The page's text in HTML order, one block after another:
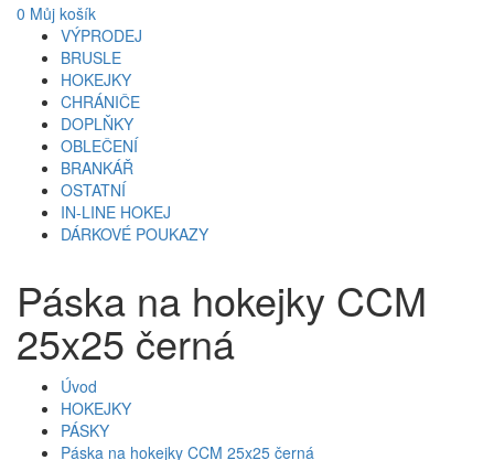
0 Můj košík
VÝPRODEJ
BRUSLE
HOKEJKY
CHRÁNIČE
DOPLŇKY
OBLEČENÍ
BRANKÁŘ
OSTATNÍ
IN-LINE HOKEJ
DÁRKOVÉ POUKAZY
Páska na hokejky CCM
25x25 černá
Úvod
HOKEJKY
PÁSKY
Páska na hokejky CCM 25x25 černá